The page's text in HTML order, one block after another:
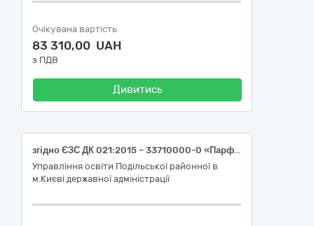
Очікувана вартість
83 310,00 UAH
з ПДВ
Дивитись
згідно ЄЗС ДК 021:2015 – 33710000-0 «Парфуми, засоби гігієни та презервативи» (Мило)
Управління освіти Подільської районної в
м.Києві державної адміністрації